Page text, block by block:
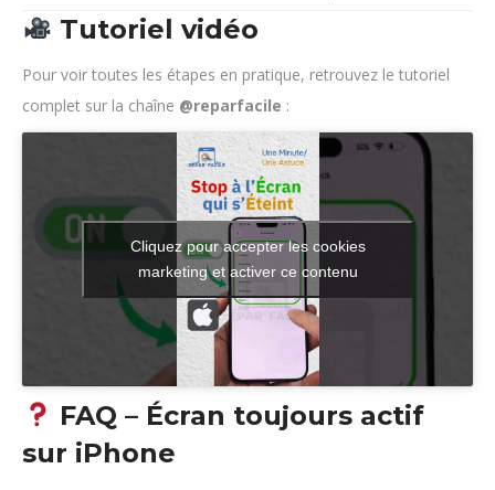
Tutoriel vidéo
Pour voir toutes les étapes en pratique, retrouvez le tutoriel
complet sur la chaîne @reparfacile :
Cliquez pour accepter les cookies
marketing et activer ce contenu
FAQ – Écran toujours actif
sur iPhone